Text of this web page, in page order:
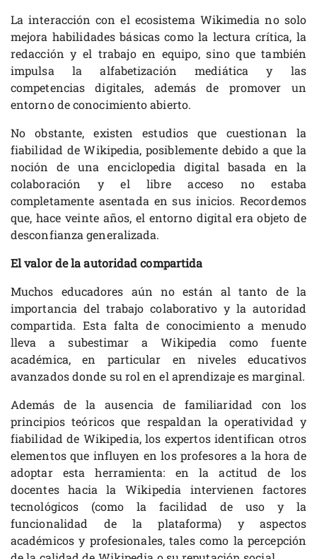
La interacción con el ecosistema Wikimedia no solo
mejora habilidades básicas como la lectura crítica, la
redacción y el trabajo en equipo, sino que también
impulsa la alfabetización mediática y las
competencias digitales, además de promover un
entorno de conocimiento abierto.
No obstante, existen estudios que cuestionan la
fiabilidad de Wikipedia, posiblemente debido a que la
noción de una enciclopedia digital basada en la
colaboración y el libre acceso no estaba
completamente asentada en sus inicios. Recordemos
que, hace veinte años, el entorno digital era objeto de
desconfianza generalizada.
El valor de la autoridad compartida
Muchos educadores aún no están al tanto de la
importancia del trabajo colaborativo y la autoridad
compartida. Esta falta de conocimiento a menudo
lleva a subestimar a Wikipedia como fuente
académica, en particular en niveles educativos
avanzados donde su rol en el aprendizaje es marginal.
Además de la ausencia de familiaridad con los
principios teóricos que respaldan la operatividad y
fiabilidad de Wikipedia, los expertos identifican otros
elementos que influyen en los profesores a la hora de
adoptar esta herramienta: en la actitud de los
docentes hacia la Wikipedia intervienen factores
tecnológicos (como la facilidad de uso y la
funcionalidad de la plataforma) y aspectos
académicos y profesionales, tales como la percepción